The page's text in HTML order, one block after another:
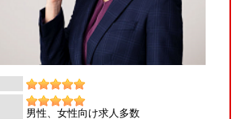
男性、女性向け求人多数